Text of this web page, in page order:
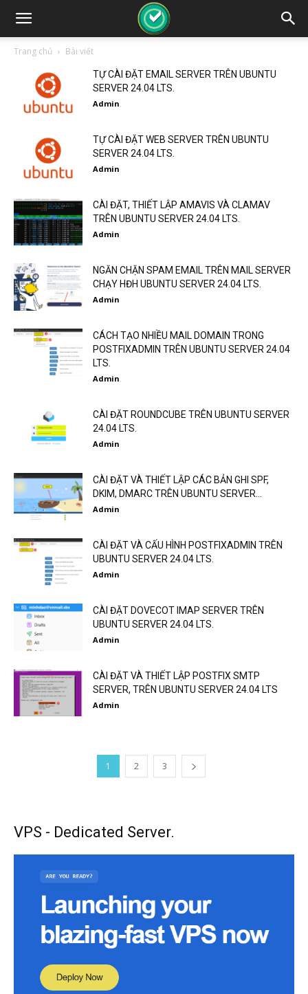
Trang chủ Bài viết
TỰ CÀI ĐẶT EMAIL SERVER TRÊN UBUNTU
SERVER 24.04 LTS.
Admin
TỰ CÀI ĐẶT WEB SERVER TRÊN UBUNTU
SERVER 24.04 LTS.
Admin
CÀI ĐẶT, THIẾT LẬP AMAVIS VÀ CLAMAV
TRÊN UBUNTU SERVER 24.04 LTS.
Admin
NGĂN CHẶN SPAM EMAIL TRÊN MAIL SERVER
CHẠY HĐH UBUNTU SERVER 24.04 LTS.
Admin
CÁCH TẠO NHIỀU MAIL DOMAIN TRONG
POSTFIXADMIN TRÊN UBUNTU SERVER 24.04
LTS.
Admin
CÀI ĐẶT ROUNDCUBE TRÊN UBUNTU SERVER
24.04 LTS.
Admin
CÀI ĐẶT VÀ THIẾT LẬP CÁC BẢN GHI SPF,
DKIM, DMARC TRÊN UBUNTU SERVER...
Admin
CÀI ĐẶT VÀ CẤU HÌNH POSTFIXADMIN TRÊN
UBUNTU SERVER 24.04 LTS.
Admin
CÀI ĐẶT DOVECOT IMAP SERVER TRÊN
UBUNTU SERVER 24.04 LTS.
Admin
CÀI ĐẶT VÀ THIẾT LẬP POSTFIX SMTP
SERVER, TRÊN UBUNTU SERVER 24.04 LTS
Admin
1 2 3
VPS - Dedicated Server.